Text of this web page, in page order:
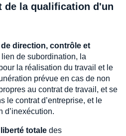
de la qualification d'un
direction, contrôle et
de subordination, la
la réalisation du travail et le
prévue en cas de non
au contrat de travail, et se
le contrat d’entreprise, et le
d’inexécution.
liberté totale des